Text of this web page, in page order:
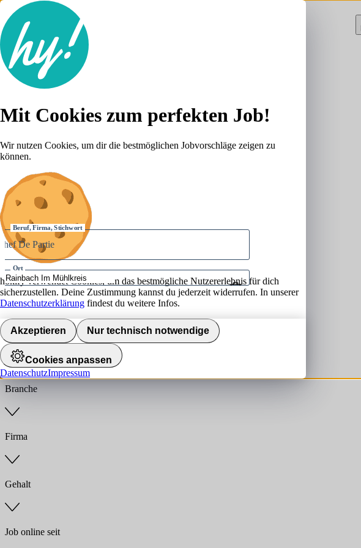
Lebenslauf
Karriere-Tipps
Anmelden
Beruf, Firma, Stichwort
Ort
Umkreis
Jobs finden
Anstellungsart
Branche
Firma
Gehalt
Job online seit
Mit Cookies zum perfekten Job!
Wir nutzen Cookies, um dir die bestmöglichen Jobvorschläge zeigen zu
können.
hokify verwendet Cookies, um das bestmögliche Nutzererlebnis für dich
sicherzustellen. Deine Zustimmung kannst du jederzeit widerrufen. In unserer
Datenschutzerklärung findest du weitere Infos.
Akzeptieren Nur technisch notwendige
Cookies anpassen
DatenschutzImpressum